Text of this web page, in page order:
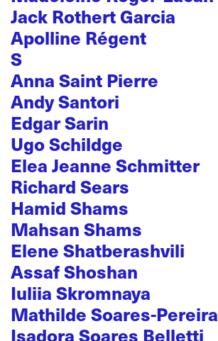
Jack Rothert Garcia
Apolline Régent
S
Anna Saint Pierre
Andy Santori
Edgar Sarin
Ugo Schildge
Elea Jeanne Schmitter
Richard Sears
Hamid Shams
Mahsan Shams
Elene Shatberashvili
Assaf Shoshan
Iuliia Skromnaya
Mathilde Soares-Pereira
Isadora Soares Belletti